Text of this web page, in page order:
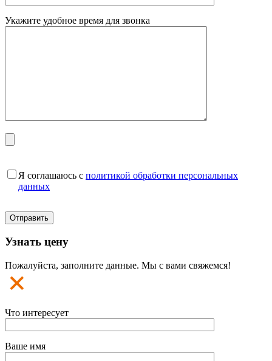
Укажите удобное время для звонка
Я соглашаюсь с политикой обработки персональных
данных
Узнать цену
Пожалуйста, заполните данные. Мы с вами свяжемся!
Что интересует
Ваше имя